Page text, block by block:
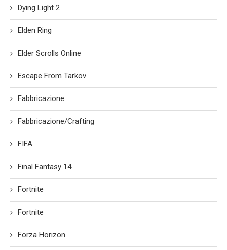
Dying Light 2
Elden Ring
Elder Scrolls Online
Escape From Tarkov
Fabbricazione
Fabbricazione/Crafting
FIFA
Final Fantasy 14
Fortnite
Fortnite
Forza Horizon